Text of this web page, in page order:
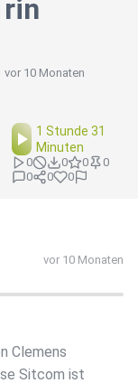
rin
vor 10 Monaten
1 Stunde 31
Minuten
0 0 0
0
0
0 0
vor 10 Monaten
Clemens
Sitcom ist